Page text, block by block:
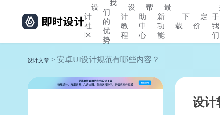
设
计
社
区
我
们
的
优
势
设
计
教
程
帮
助
中
心
最
新
功
能
下
载
定
价
于
我
们
设计文章 > 安卓UI设计规范有哪些内容？
设计